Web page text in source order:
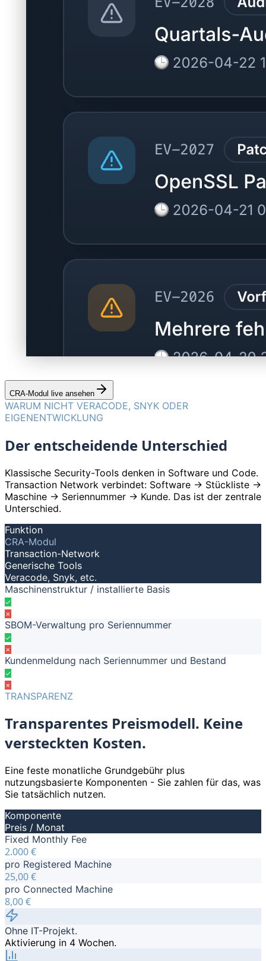
CRA-Modul live ansehen
WARUM NICHT VERACODE, SNYK ODER
EIGENENTWICKLUNG
Der entscheidende Unterschied
Klassische Security-Tools denken in Software und Code.
Transaction Network verbindet: Software → Stückliste →
Maschine → Seriennummer → Kunde. Das ist der zentrale
Unterschied.
Funktion
CRA-Modul
Transaction-Network
Generische Tools
Veracode, Snyk, etc.
Maschinenstruktur / installierte Basis
✓
✗
SBOM-Verwaltung pro Seriennummer
✓
✗
Kundenmeldung nach Seriennummer und Bestand
✓
✗
TRANSPARENZ
Transparentes Preismodell. Keine
versteckten Kosten.
Eine feste monatliche Grundgebühr plus
nutzungsbasierte Komponenten - Sie zahlen für das, was
Sie tatsächlich nutzen.
Komponente
Preis / Monat
Fixed Monthly Fee
2.000 €
pro Registered Machine
25,00 €
pro Connected Machine
8,00 €
Ohne IT-Projekt.
Aktivierung in 4 Wochen.